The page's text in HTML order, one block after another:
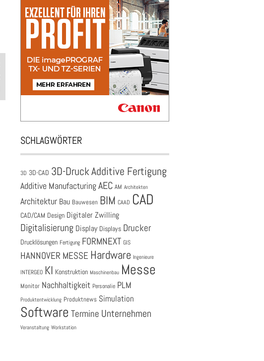
SCHLAGWÖRTER
3D 3D-CAD 3D-DruckAdditive Fertigung
Additive ManufacturingAEC AM Architekten
Architektur Bau Bauwesen BIM CAAD CAD
CAD/CAM Design Digitaler Zwilling
Digitalisierung Display Displays Drucker
Drucklösungen Fertigung FORMNEXT GIS
HANNOVER MESSE Hardware Ingenieure
INTERGEO KI Konstruktion Maschinenbau Messe
Monitor Nachhaltigkeit Personalie PLM
Produktentwicklung Produktnews Simulation
Software Termine Unternehmen
Veranstaltung Workstation